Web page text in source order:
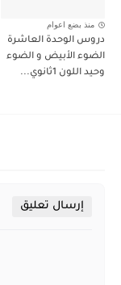
منذ بضع اعوام
دروس الوحدة العاشرة
الضوء الأبيض و الضوء
وحيد اللون 1ثانوي...
إرسال تعليق